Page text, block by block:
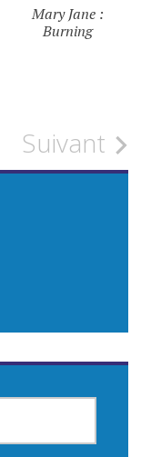
Mary Jane :
Burning
Suivant